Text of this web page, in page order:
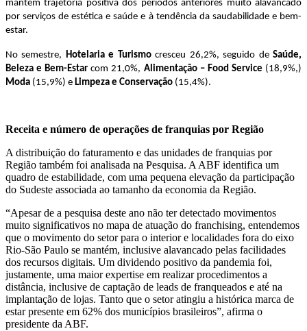
mantém trajetória positiva dos períodos anteriores muito alavancado
por serviços de estética e saúde e à tendência da saudabilidade e bem-
estar.
No semestre, Hotelaria e Turismocresceu 26,2%, seguido deSaúde,
Beleza e Bem-Estar com 21,0%, Alimentação – Food Service (18,9%,)
Moda (15,9%) e Limpeza e Conservação (15,4%).
Receita e número de operações de franquias por Região
A distribuição do faturamento e das unidades de franquias por
Região também foi analisada na Pesquisa. A ABF identifica um
quadro de estabilidade, com uma pequena elevação da participação
do Sudeste associada ao tamanho da economia da Região.
“Apesar de a pesquisa deste ano não ter detectado movimentos
muito significativos no mapa de atuação do franchising, entendemos
que o movimento do setor para o interior e localidades fora do eixo
Rio-São Paulo se mantém, inclusive alavancado pelas facilidades
dos recursos digitais. Um dividendo positivo da pandemia foi,
justamente, uma maior expertise em realizar procedimentos a
distância, inclusive de captação de leads de franqueados e até na
implantação de lojas. Tanto que o setor atingiu a histórica marca de
estar presente em 62% dos municípios brasileiros”, afirma o
presidente da ABF.